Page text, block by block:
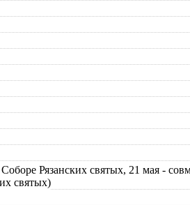
Рязанских святых, 21 мая -
святых)